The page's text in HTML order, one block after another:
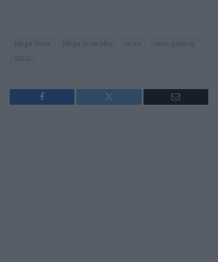
Mega Drive Mega Drive Mini retro
retro gaming
SEGA
Facebook Twitter Email